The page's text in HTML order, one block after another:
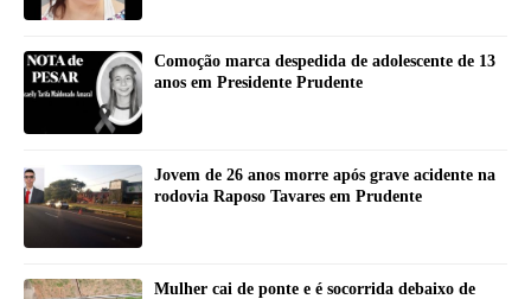
Comoção marca despedida de adolescente de 13
anos em Presidente Prudente
Jovem de 26 anos morre após grave acidente na
rodovia Raposo Tavares em Prudente
Mulher cai de ponte e é socorrida debaixo de